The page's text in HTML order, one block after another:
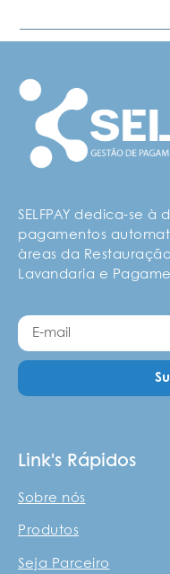
SELFPAY dedica-se
pagamentos
àreas da
Lavandaria e
Link's Rápidos
Sobre nós
Produtos
Seja Parceiro